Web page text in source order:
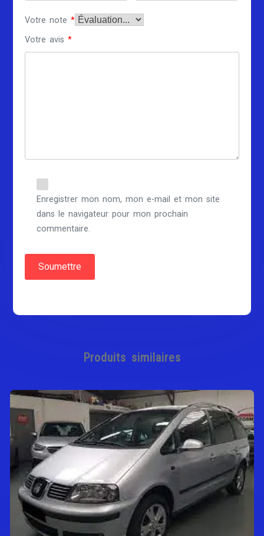
Votre note*
Votre avis*
Enregistrer mon nom, mon e-mail et mon site
dans le navigateur pour mon prochain
commentaire.
Produits similaires